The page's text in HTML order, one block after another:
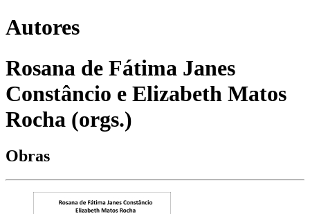
Autores
Rosana de Fátima Janes
Constâncio e Elizabeth Matos
Rocha (orgs.)
Obras